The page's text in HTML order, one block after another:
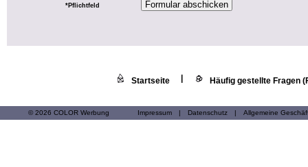
*Pflichtfeld
Startseite Häufig gestellte Fragen
© 2026 COLOR Werbung Impressum | Datenschutz | Allgemeine